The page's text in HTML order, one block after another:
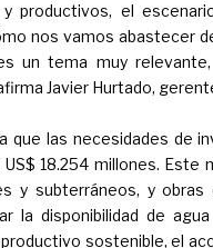
productivos, el
nos vamos abastecer
un tema muy
Javier Hurtado,
que las necesidades de
18.254 millones.
y subterráneos, y
la disponibilidad de
sostenible, el